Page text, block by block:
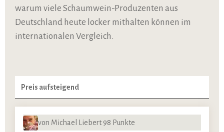
warum viele Schaumwein-Produzenten aus
Deutschland heute locker mithalten können im
internationalen Vergleich.
von Michael Liebert 98 Punkte